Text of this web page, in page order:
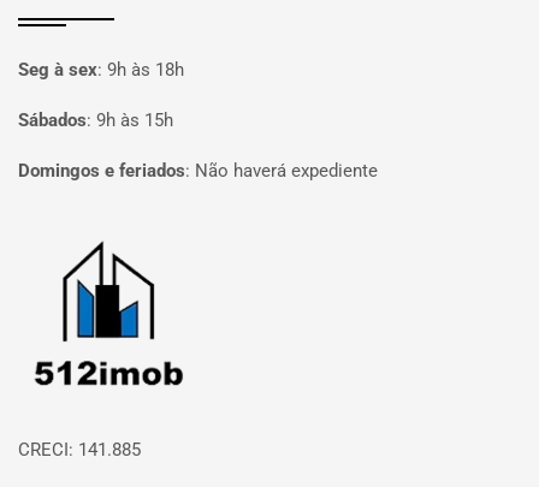
Seg à sex: 9h às 18h
Sábados: 9h às 15h
Domingos e feriados: Não haverá expediente
Página inicial
CRECI: 141.885